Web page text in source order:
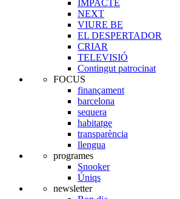
IMPACTE
NEXT
VIURE BE
EL DESPERTADOR
CRIAR
TELEVISIÓ
Contingut patrocinat
FOCUS
finançament
barcelona
sequera
habitatge
transparència
llengua
programes
Snooker
Úniqs
newsletter